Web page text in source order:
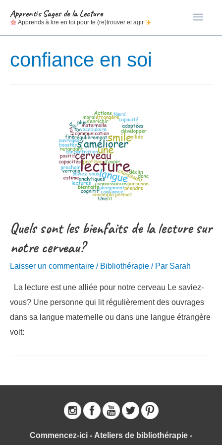
Apprentis Sages de la Lecture
Apprends à lire en toi pour te (re)trouver et agir
confiance en soi
Quels sont les bienfaits de la lecture sur
notre cerveau?
Laisser un commentaire / Bibliothérapie / Par Sarah
La lecture est une alliée pour notre cerveau Le saviez-
vous? Une personne qui lit régulièrement des ouvrages
dans sa langue maternelle ou dans une langue étrangère
voit:
Commencez-ici - Ateliers de bibliothérapie -